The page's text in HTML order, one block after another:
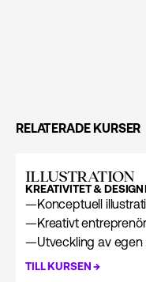
RELATERADE KURSER
ILLUSTRATION
KREATIVITET & DESIGN
—Konceptuell
—Kreativt
—Utveckling av
TILL KURSEN→